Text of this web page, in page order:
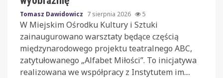
Tomasz Dawidowicz 7 sierpnia 2026 5
W Miejskim Ośrodku Kultury i Sztuki
zainaugurowano warsztaty będące częścią
międzynarodowego projektu teatralnego ABC,
zatytułowanego „Alfabet Miłości”. To inicjatywa
realizowana we współpracy z Instytutem im....